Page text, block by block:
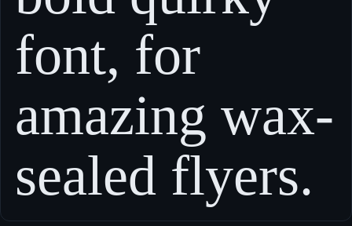
font, for
amazing wax-
sealed flyers.